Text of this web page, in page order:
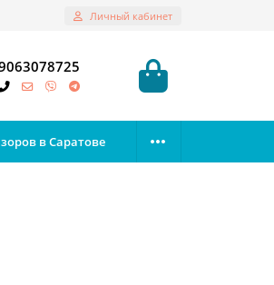
Личный кабинет
в Саратове